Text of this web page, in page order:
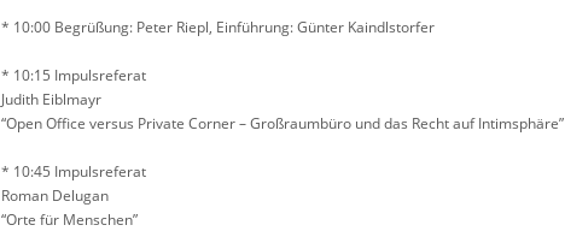
* 10:00 Begrüßung: Peter Riepl, Einführung: Günter Kaindlstorfer
* 10:15 Impulsreferat
Judith Eiblmayr
“Open Office versus Private Corner – Großraumbüro und das Recht auf Intimsphäre”
* 10:45 Impulsreferat
Roman Delugan
“Orte für Menschen”